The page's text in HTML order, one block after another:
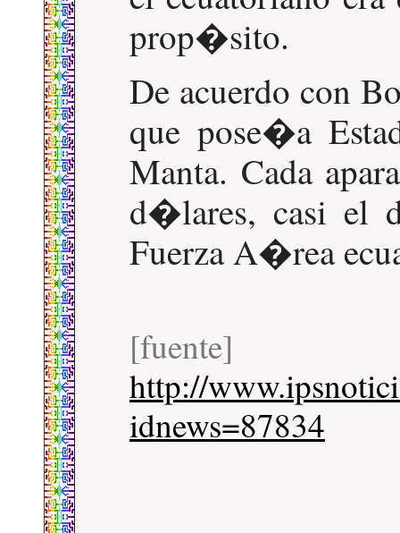
prop�sito.
De acuerdo con
que pose�a
Manta. Cada
d�lares, casi el
Fuerza A�rea
[fuente]
http://
idnews=87834